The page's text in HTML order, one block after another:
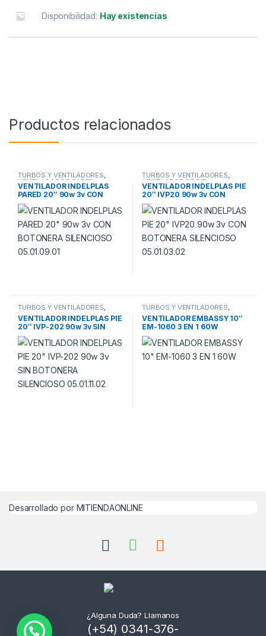
Disponibilidad: Hay existencias
Productos relacionados
TURBOS Y VENTILADORES,
VENTILADOR DE PARED
VENTILADOR INDELPLAS
PARED 20″ 90w 3v CON
BOTONERA SILENCIOSO
05.01.09.01
TURBOS Y VENTILADORES,
VENTILADOR DE PIE
VENTILADOR INDELPLAS PIE
20″ IVP20 90w 3v CON
BOTONERA SILENCIOSO
05.01.03.02
TURBOS Y VENTILADORES,
VENTILADOR DE PIE
VENTILADOR INDELPLAS PIE
20″ IVP-202 90w 3v SIN
BOTONERA SILENCIOSO
05.01.11.02
TURBOS Y VENTILADORES,
VENTILADOR DE PIE
VENTILADOR EMBASSY 10″
EM-1060 3 EN 1 60W
Desarrollado por MITIENDAONLINE
¿Alguna Duda? Llamanos
(+54) 0341-376-